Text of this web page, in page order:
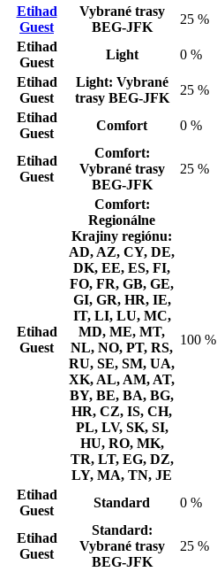
Etihad
Guest
Vybrané trasy
BEG-JFK
25 %
Etihad
Guest
Light 0 %
Etihad
Guest
Light: Vybrané
trasy BEG-JFK
25 %
Etihad
Guest
Comfort 0 %
Etihad
Guest
Comfort:
Vybrané trasy
BEG-JFK
25 %
Etihad
Guest
Comfort:
Regionálne
Krajiny regiónu:
AD, AZ, CY, DE,
DK, EE, ES, FI,
FO, FR, GB, GE,
GI, GR, HR, IE,
IT, LI, LU, MC,
MD, ME, MT,
NL, NO, PT, RS,
RU, SE, SM, UA,
XK, AL, AM, AT,
BY, BE, BA, BG,
HR, CZ, IS, CH,
PL, LV, SK, SI,
HU, RO, MK,
TR, LT, EG, DZ,
LY, MA, TN, JE
100 %
Etihad
Guest
Standard 0 %
Etihad
Guest
Standard:
Vybrané trasy
BEG-JFK
25 %